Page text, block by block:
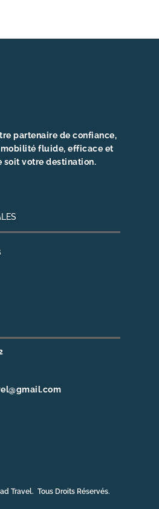
partenaire de confiance,
mobilité fluide, efficace et
soit votre destination.
Travel. Tous Droits Réservés.